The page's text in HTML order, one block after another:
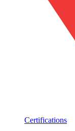
Certifications